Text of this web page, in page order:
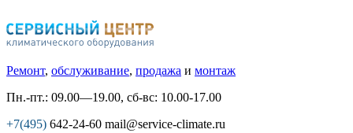
Ремонт, обслуживание, продажа и монтаж
Пн.-пт.: 09.00—19.00, сб-вс: 10.00-17.00
+7(495) 642-24-60 mail@service-climate.ru